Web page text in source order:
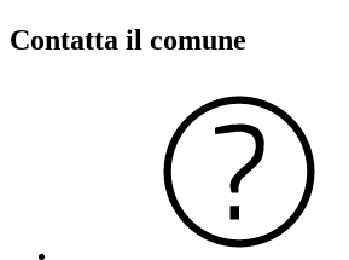
Contatta il comune